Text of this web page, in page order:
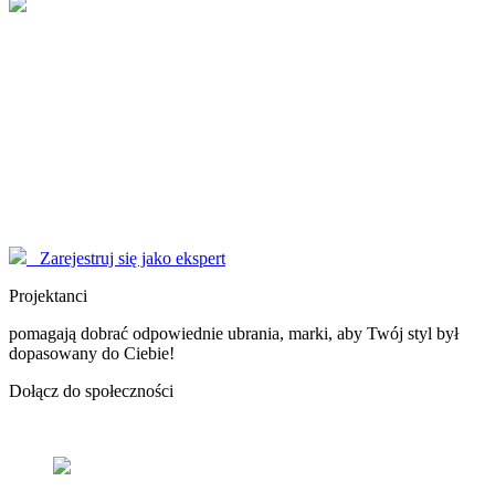
Zarejestruj się jako ekspert
Projektanci
pomagają dobrać odpowiednie ubrania, marki, aby Twój styl był
dopasowany do Ciebie!
Dołącz do społeczności